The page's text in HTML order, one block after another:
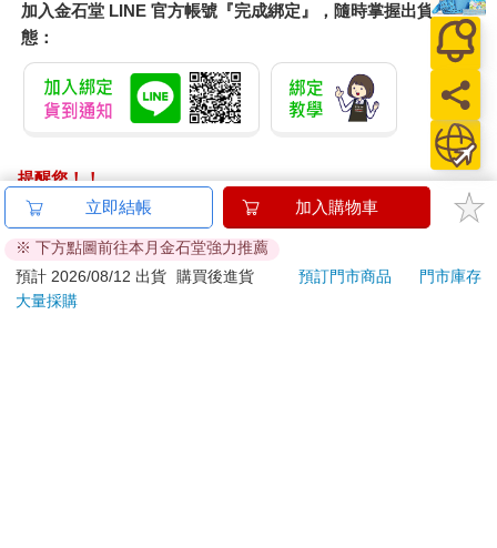
加入金石堂 LINE 官方帳號『完成綁定』，隨時掌握出貨動
態：
提醒您！！
金石堂及銀行均不會請您操作ATM! 如接獲電話要求您前往
ATM提款機，請不要聽從指示，以免受騙上當！
退換貨須知：
**提醒您，鑑賞期不等於試用期，退回商品須為全新狀態**
立即結帳 加入購物車
※ 下方點圖前往本月金石堂強力推薦
預計 2026/08/12 出貨
購買後進貨 預訂門市商品
門市庫存
大量採購